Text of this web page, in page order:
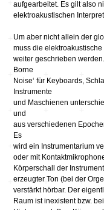
aufgearbeitet. Es gilt also
elektroakustischen
Um aber nicht allein der
muss die
weiter geschrieben
Borne
Noise‘ für Keyboards,
Instrumente
und Maschienen
und
aus verschiedenen
Es
wird ein Instrumentarium
oder mit
Körperschall der
erzeugter Ton (bei der
verstärkt hörbar. Der
Raum ist inexistent bzw.